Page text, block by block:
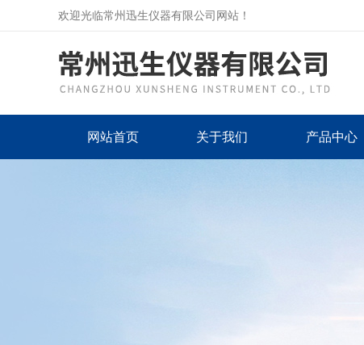
欢迎光临常州迅生仪器有限公司网站！
网站首页 关于我们 产品中心